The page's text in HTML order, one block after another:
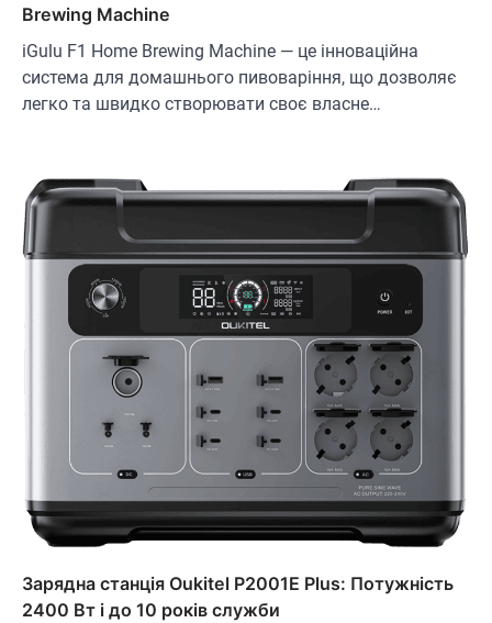
Brewing Machine
iGulu F1 Home Brewing Machine — це інноваційна
система для домашнього пивоваріння, що дозволяє
легко та швидко створювати своє власне…
Зарядна станція Oukitel P2001E Plus: Потужність
2400 Вт і до 10 років служби
ОСВІТЛЕННЯ РОЗУМНИЙ ДІМ
Розумні сонячні прожектори AiDot
В'ячеслав 2024-09-05